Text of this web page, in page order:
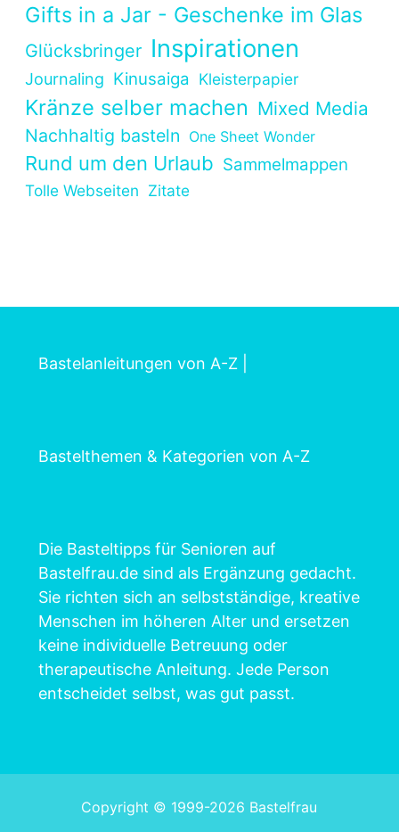
Gifts in a Jar - Geschenke im Glas
Glücksbringer Inspirationen
Journaling Kinusaiga Kleisterpapier
Kränze selber machen Mixed Media
Nachhaltig basteln One Sheet Wonder
Rund um den Urlaub Sammelmappen
Tolle Webseiten Zitate
Bastelanleitungen von A-Z
Bastelthemen & Kategorien von A-Z
Die Basteltipps für Senioren auf
Bastelfrau.de sind als Ergänzung gedacht.
Sie richten sich an selbstständige, kreative
Menschen im höheren Alter und ersetzen
keine individuelle Betreuung oder
therapeutische Anleitung. Jede Person
entscheidet selbst, was gut passt.
Copyright © 1999-2026 Bastelfrau